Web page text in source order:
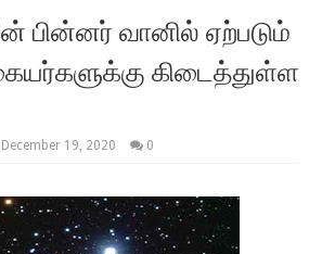
பின்னர் வானில் ஏற்படும்
கிடைத்துள்ள
19, 2020 0